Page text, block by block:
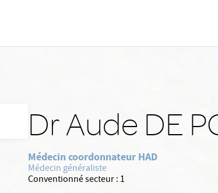
Dr Aude DE
Médecin coordonnateur HAD
Médecin généraliste
Conventionné secteur : 1